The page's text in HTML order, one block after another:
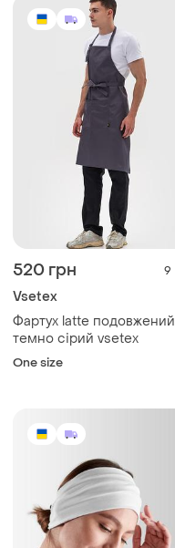
520 грн 9
Vsetex
Фартух latte подовжений
темно сірий vsetex
One size